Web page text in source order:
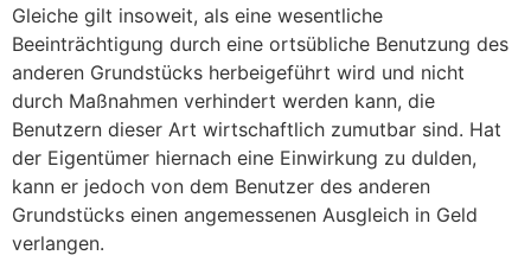
Gleiche gilt insoweit, als eine wesentliche
Beeinträchtigung durch eine ortsübliche Benutzung des
anderen Grundstücks herbeigeführt wird und nicht
durch Maßnahmen verhindert werden kann, die
Benutzern dieser Art wirtschaftlich zumutbar sind. Hat
der Eigentümer hiernach eine Einwirkung zu dulden,
kann er jedoch von dem Benutzer des anderen
Grundstücks einen angemessenen Ausgleich in Geld
verlangen.